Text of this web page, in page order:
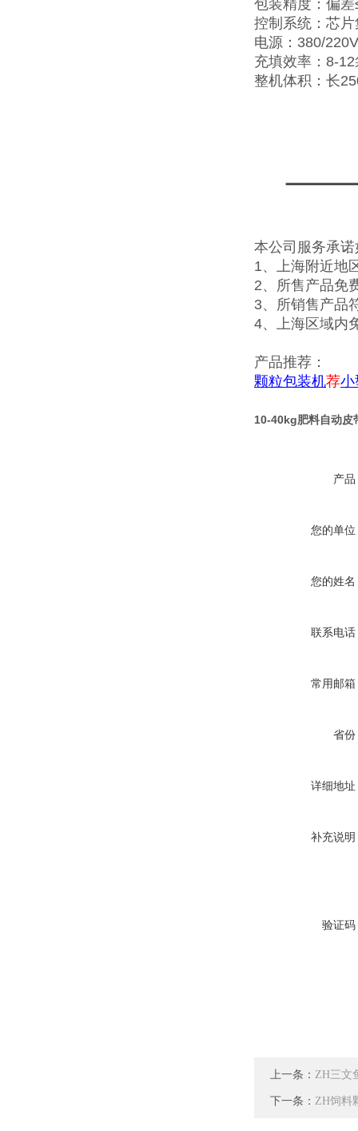
包装精度：偏
控制系统：芯
电源：380/
充填效率：8-
整机体积：长
本公司服务承
1、上海附近地
2、所售产品免
3、所销售产品
4、上海区域内
产品推荐：
颗粒包装机荐小
10-40kg肥料自动皮
产品
您的单位
您的姓名
联系电话
常用邮箱
省份
详细地址
补充说明
验证码
上一条： ZH三文
下一条： ZH饲料